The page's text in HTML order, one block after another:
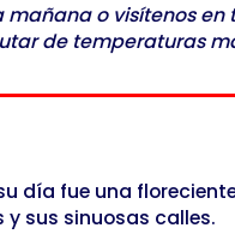
mañana o visítenos
de temperaturas
día fue una
sus sinuosas calles.